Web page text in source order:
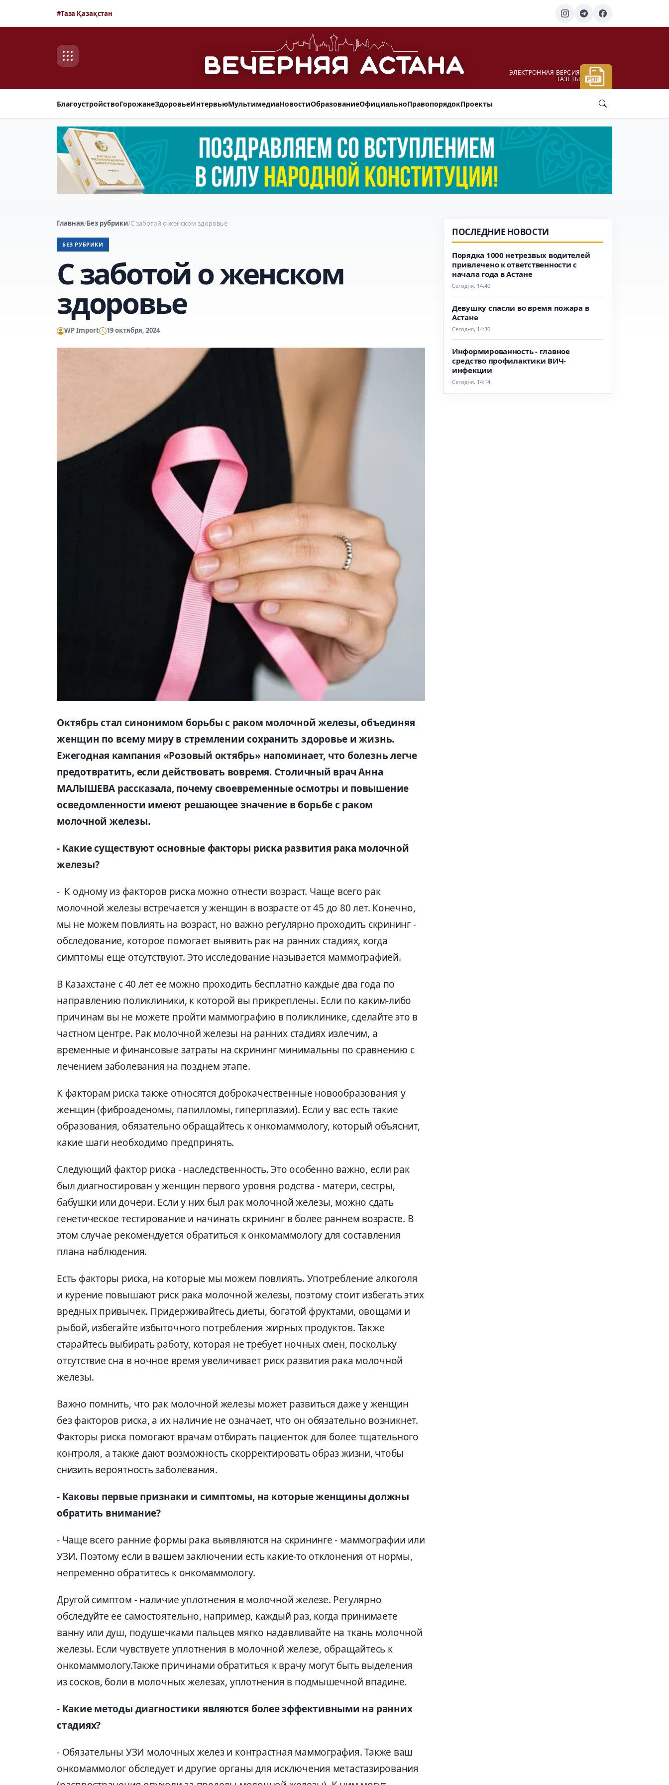
#Таза Қазақстан
ЭЛЕКТРОННАЯ ВЕРСИЯ
ГАЗЕТЫ
БлагоустройствоГорожанеЗдоровьеИнтервьюМультимедиаНовостиОбразованиеОфициальноПравопорядокПроекты
Главная/Без рубрики/С заботой о женском здоровье
БЕЗ РУБРИКИ
С заботой о женском
здоровье
WP Import 19 октября, 2024
Октябрь стал синонимом борьбы с раком молочной железы, объединяя
женщин по всему миру в стремлении сохранить здоровье и жизнь.
Ежегодная кампания «Розовый октябрь» напоминает, что болезнь легче
предотвратить, если действовать вовремя. Столичный врач Анна
МАЛЫШЕВА рассказала, почему своевременные осмотры и повышение
осведомленности имеют решающее значение в борьбе с раком
молочной железы.
- Какие существуют основные факторы риска развития рака молочной
железы?
- К одному из факторов риска можно отнести возраст. Чаще всего рак
молочной железы встречается у женщин в возрасте от 45 до 80 лет. Конечно,
мы не можем повлиять на возраст, но важно регулярно проходить скрининг -
обследование, которое помогает выявить рак на ранних стадиях, когда
симптомы еще отсутствуют. Это исследование называется маммографией.
В Казахстане с 40 лет ее можно проходить бесплатно каждые два года по
направлению поликлиники, к которой вы прикреплены. Если по каким-либо
причинам вы не можете пройти маммографию в поликлинике, сделайте это в
частном центре. Рак молочной железы на ранних стадиях излечим, а
временные и финансовые затраты на скрининг минимальны по сравнению с
лечением заболевания на позднем этапе.
К факторам риска также относятся доброкачественные новообразования у
женщин (фиброаденомы, папилломы, гиперплазии). Если у вас есть такие
образования, обязательно обращайтесь к онкомаммологу, который объяснит,
какие шаги необходимо предпринять.
Следующий фактор риска - наследственность. Это особенно важно, если рак
был диагностирован у женщин первого уровня родства - матери, сестры,
бабушки или дочери. Если у них был рак молочной железы, можно сдать
генетическое тестирование и начинать скрининг в более раннем возрасте. В
этом случае рекомендуется обратиться к онкомаммологу для составления
плана наблюдения.
Есть факторы риска, на которые мы можем повлиять. Употребление алкоголя
и курение повышают риск рака молочной железы, поэтому стоит избегать этих
вредных привычек. Придерживайтесь диеты, богатой фруктами, овощами и
рыбой, избегайте избыточного потребления жирных продуктов. Также
старайтесь выбирать работу, которая не требует ночных смен, поскольку
отсутствие сна в ночное время увеличивает риск развития рака молочной
железы.
Важно помнить, что рак молочной железы может развиться даже у женщин
без факторов риска, а их наличие не означает, что он обязательно возникнет.
Факторы риска помогают врачам отбирать пациенток для более тщательного
контроля, а также дают возможность скорректировать образ жизни, чтобы
снизить вероятность заболевания.
- Каковы первые признаки и симптомы, на которые женщины должны
обратить внимание?
- Чаще всего ранние формы рака выявляются на скрининге - маммографии или
УЗИ. Поэтому если в вашем заключении есть какие-то отклонения от нормы,
непременно обратитесь к онкомаммологу.
Другой симптом - наличие уплотнения в молочной железе. Регулярно
обследуйте ее самостоятельно, например, каждый раз, когда принимаете
ванну или душ, подушечками пальцев мягко надавливайте на ткань молочной
железы. Если чувствуете уплотнения в молочной железе, обращайтесь к
онкомаммологу.Также причинами обратиться к врачу могут быть выделения
из сосков, боли в молочных железах, уплотнения в подмышечной впадине.
- Какие методы диагностики являются более эффективными на ранних
стадиях?
- Обязательны УЗИ молочных желез и контрастная маммография. Также ваш
онкомаммолог обследует и другие органы для исключения метастазирования
ПОСЛЕДНИЕ НОВОСТИ
Порядка 1000 нетрезвых водителей
привлечено к ответственности с
начала года в Астане
Сегодня, 14:40
Девушку спасли во время пожара в
Астане
Сегодня, 14:30
Информированность - главное
средство профилактики ВИЧ-
инфекции
Сегодня, 14:14